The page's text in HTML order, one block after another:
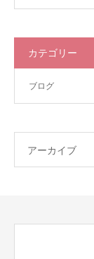
カテゴリー
ブログ
アーカイブ